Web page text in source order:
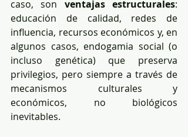
caso, son ventajas estructurales:
educación de calidad, redes de
influencia, recursos económicos y, en
algunos casos, endogamia social (o
incluso genética) que preserva
privilegios, pero siempre a través de
mecanismos culturales y
económicos, no biológicos
inevitables.